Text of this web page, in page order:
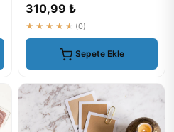
310,99 ₺
★★★★★ (0)
Sepete Ekle